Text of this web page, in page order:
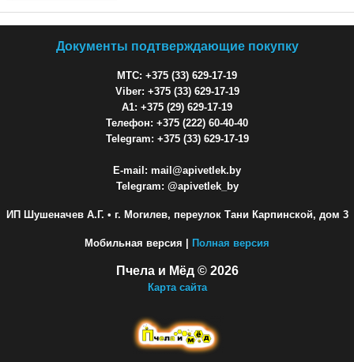
Документы подтверждающие покупку
МТС: +375 (33) 629-17-19
Viber: +375 (33) 629-17-19
A1: +375 (29) 629-17-19
Телефон: +375 (222) 60-40-40
Telegram: +375 (33) 629-17-19
E-mail: mail@apivetlek.by
Telegram: @apivetlek_by
ИП Шушеначев А.Г. • г. Могилев, переулок Тани Карпинской, дом 3
Мобильная версия | Полная версия
Пчела и Мёд © 2026
Карта сайта